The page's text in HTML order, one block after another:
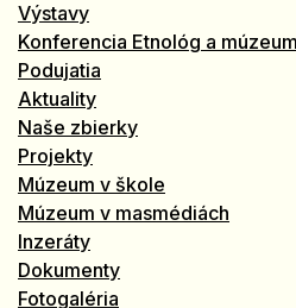
Výstavy
Konferencia Etnológ a múzeum
Podujatia
Aktuality
Naše zbierky
Projekty
Múzeum v škole
Múzeum v masmédiách
Inzeráty
Dokumenty
Fotogaléria